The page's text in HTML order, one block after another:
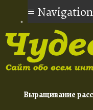
Выращивание